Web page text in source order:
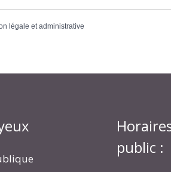
légale et administrative
public :